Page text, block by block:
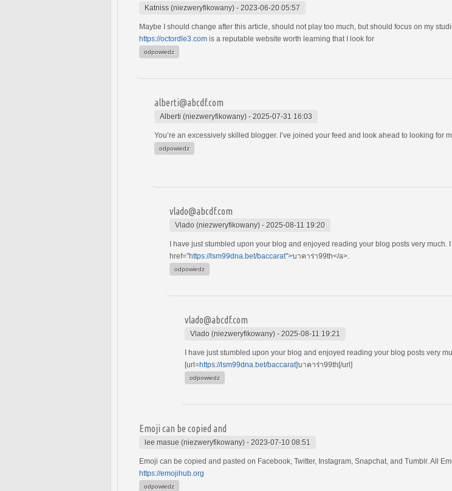
Katniss (niezweryfikowany) - 2023-06-20 05:57
Maybe I should change after this article, should not play too much, but should focus on my
https://octordle3.com is a reputable website worth learning that I look for
odpowiedz
alberti@abcdf.com
Alberti (niezweryfikowany) - 2025-07-31 16:03
You’re an excessively skilled blogger. I’ve joined your feed and look ahead to looking for
odpowiedz
vlado@abcdf.com
Vlado (niezweryfikowany) - 2025-08-11 19:20
I have just stumbled upon your blog and enjoyed reading your blog posts very much.
href="https://lsm99dna.bet/baccarat">บาคาร่า99th</a>.
odpowiedz
vlado@abcdf.com
Vlado (niezweryfikowany) - 2025-08-11 19:21
I have just stumbled upon your blog and enjoyed reading your blog posts very
[url=https://lsm99dna.bet/baccarat]บาคาร่า99th[/url]
odpowiedz
Emoji can be copied and
lee masue (niezweryfikowany) - 2023-07-10 08:51
Emoji can be copied and pasted on Facebook, Twitter, Instagram, Snapchat, and Tumblr. All
https://emojihub.org
odpowiedz